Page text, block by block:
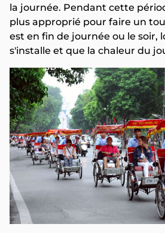
la journée. Pendant cette
plus approprié pour faire un
est en fin de journée ou le soir,
s'installe et que la chaleur du